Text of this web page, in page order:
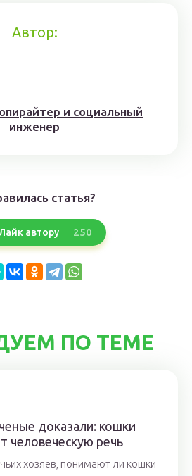
Автор:
и социальный
инженер
статья?
автору 250
ПО ТЕМЕ
доказали: кошки
человеческую речь
хозяев, понимают ли кошки